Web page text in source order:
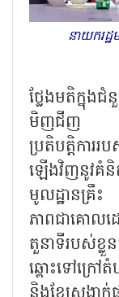
នាយករដ្
ថ្លែងមតិក្នុង
មិញជីញ បាន
ប្រតិបត្តិកា
ឡើងវិញនូវគំនិ
មូលដ្ឋានគ្រឹះ
ភាពជាគោលដ
តួនាទីរបស់ខ្លួន
ឆ្ពោះទៅក្រ